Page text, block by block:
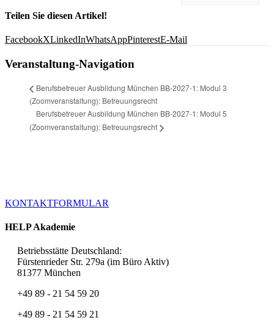
Teilen Sie diesen Artikel!
FacebookXLinkedInWhatsAppPinterestE-Mail
Veranstaltung-Navigation
Berufsbetreuer Ausbildung München BB-2027-1: Modul 3
(Zoomveranstaltung): Betreuungsrecht
Berufsbetreuer Ausbildung München BB-2027-1: Modul 5
(Zoomveranstaltung): Betreuungsrecht
KONTAKTFORMULAR
HELP Akademie
Betriebsstätte Deutschland:
Fürstenrieder Str. 279a (im Büro Aktiv)
81377 München
+49 89 - 21 54 59 20
+49 89 - 21 54 59 21